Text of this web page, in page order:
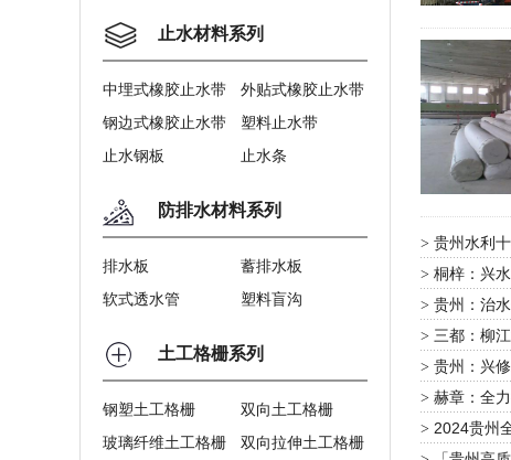
止水材料系列
中埋式橡胶止水带
外贴式橡胶止水带
钢边式橡胶止水带
塑料止水带
止水钢板
止水条
防排水材料系列
排水板
蓄排水板
软式透水管
塑料盲沟
土工格栅系列
钢塑土工格栅
双向土工格栅
玻璃纤维土工格栅
双向拉伸土工格栅
> 贵州水利
> 桐梓：兴
> 贵州：治
> 三都：柳
> 贵州：兴
> 赫章：全
> 2024贵州